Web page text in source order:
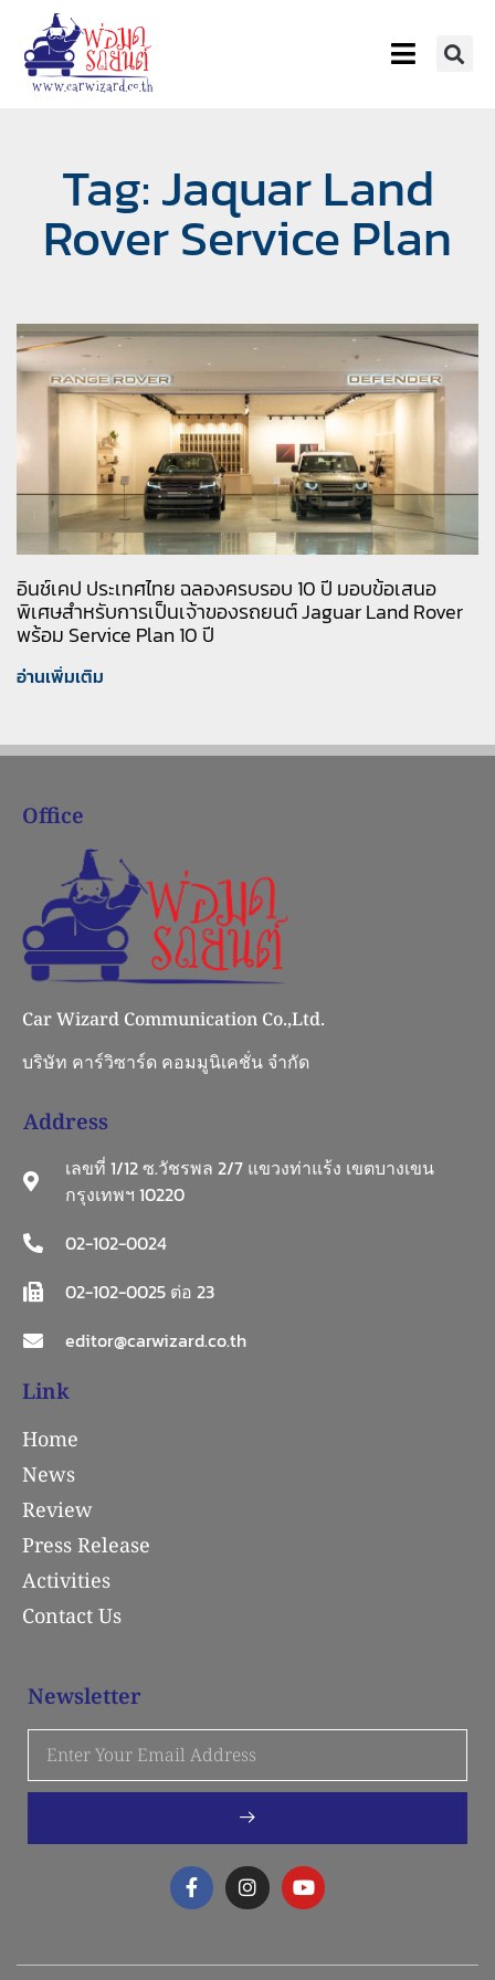
Tag: Jaquar Land
Rover Service Plan
อินช์เคป ประเทศไทย ฉลองครบรอบ 10 ปี มอบข้อเสนอ
พิเศษสำหรับการเป็นเจ้าของรถยนต์ Jaguar Land Rover
พร้อม Service Plan 10 ปี
อ่านเพิ่มเติม
Office
Car Wizard Communication Co.,Ltd.
บริษัท คาร์วิซาร์ด คอมมูนิเคชั่น จำกัด
Address
เลขที่ 1/12 ซ.วัชรพล 2/7 แขวงท่าแร้ง เขตบางเขน
กรุงเทพฯ 10220
02-102-0024
02-102-0025 ต่อ 23
editor@carwizard.co.th
Link
Home
News
Review
Press Release
Activities
Contact Us
Newsletter